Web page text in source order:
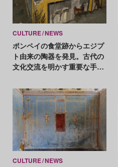
CULTURE NEWS
ポンペイの食堂跡からエジプ
ト由来の陶器を発見。古代の
文化交流を明かす重要な手が
CULTURE NEWS